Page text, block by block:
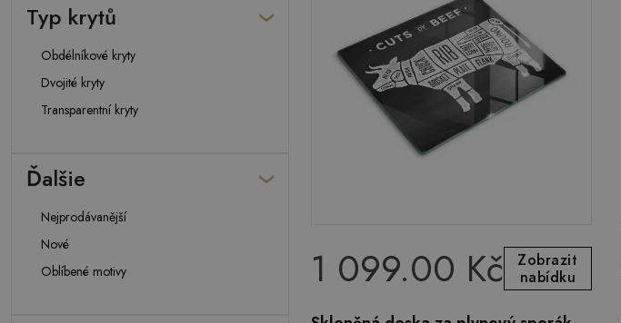
Typ krytů
Obdélníkové kryty
Dvojité kryty
Transparentní kryty
Ďalšie
Nejprodávanější
Nové
Oblíbené motivy
1 099.00 Kč
Zobrazit
nabídku